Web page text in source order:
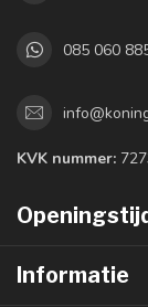
085 060
KVK nummer:
Informatie